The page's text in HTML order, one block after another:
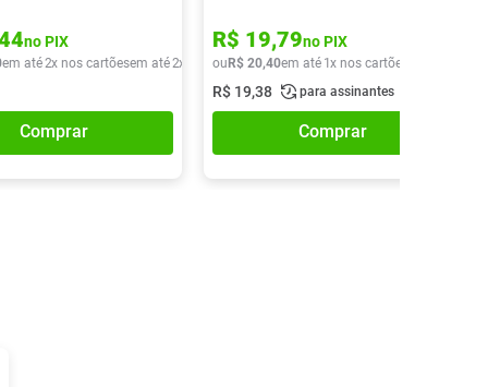
no PIX
em até2x nos cartõesem até2x de R$ 32,70
Comprar
R$ 19,79no PIX
ou R$ 20,40em até 1x nos cartões
R$ 19,38 para assinantes
Comprar